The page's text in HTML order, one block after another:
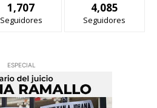
1,707
Seguidores
4,085
Seguidores
ESPECIAL